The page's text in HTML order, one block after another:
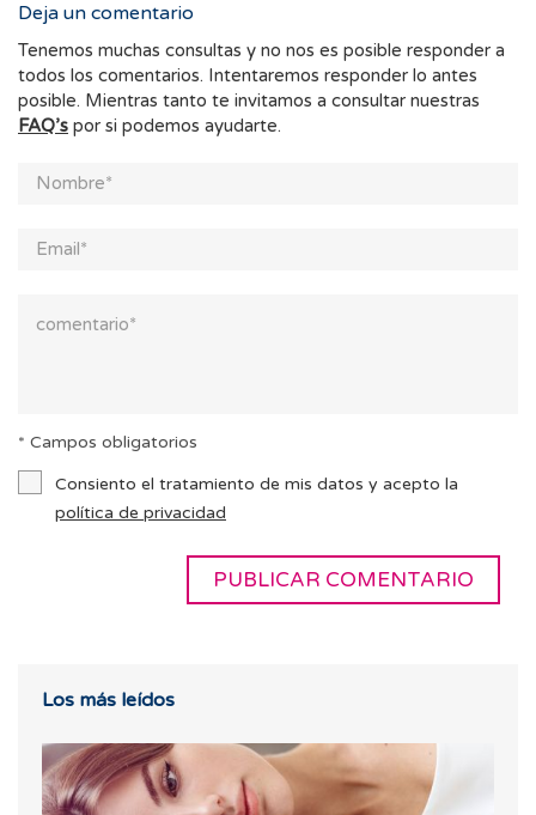
Deja un comentario
Tenemos muchas consultas y no nos es posible responder a
todos los comentarios. Intentaremos responder lo antes
posible. Mientras tanto te invitamos a consultar nuestras
FAQ’s por si podemos ayudarte.
* Campos obligatorios
Consiento el tratamiento de mis datos y acepto la
política de privacidad
Los más leídos